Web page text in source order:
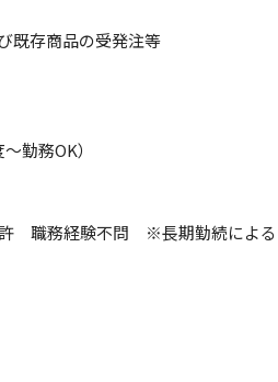
既存商品の受発注等
勤務OK）
許 職務経験不問 ※長期勤続によ